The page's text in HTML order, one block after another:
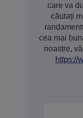
care va
căutați
cea mai
noastre,
https://